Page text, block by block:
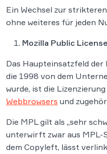
Ein Wechsel zur
ohne weiteres für jeden
Mozilla Public
Das Haupteinsatzfeld der
die 1998 von dem
wurde, ist die Lizenzierung
Webbrowsers und
Die MPL gilt als „sehr
unterwirft zwar aus MPL-
dem Copyleft, lässt